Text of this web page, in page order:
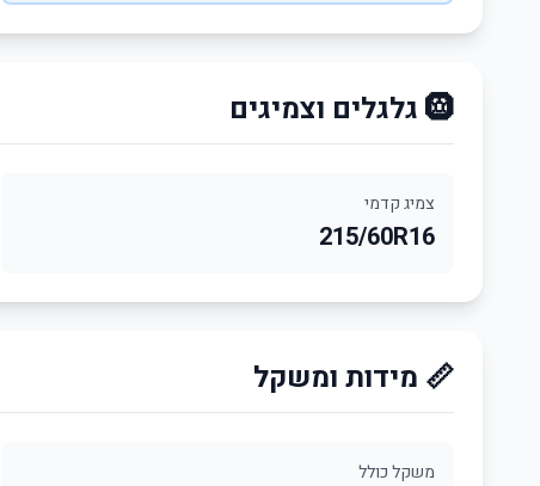
🛞 גלגלים וצמיגים
צמיג קדמי
215/60R16
📏 מידות ומשקל
משקל כולל